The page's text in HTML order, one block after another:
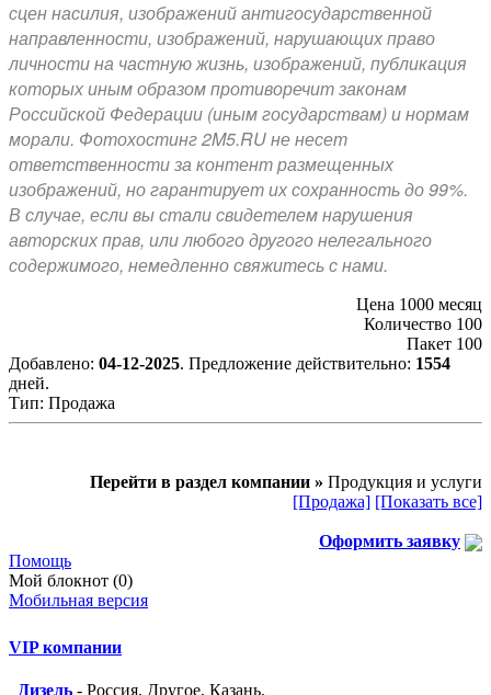
сцен насилия, изображений антигосударственной
направленности, изображений, нарушающих право
личности на частную жизнь, изображений, публикация
которых иным образом противоречит законам
Российской Федерации (иным государствам) и нормам
морали. Фотохостинг 2M5.RU не несет
ответственности за контент размещенных
изображений, но гарантирует их сохранность до 99%.
В случае, если вы стали свидетелем нарушения
авторских прав, или любого другого нелегального
содержимого, немедленно свяжитесь с нами.
Цена 1000 месяц
Количество 100
Пакет 100
Добавлено: 04-12-2025. Предложение действительно: 1554
дней.
Тип: Продажа
Перейти в раздел компании » Продукция и услуги
[Продажа] [Показать все]
Оформить заявку
Помощь
Мой блокнот (0)
Мобильная версия
VIP компании
Дизель - Россия, Другое, Казань.